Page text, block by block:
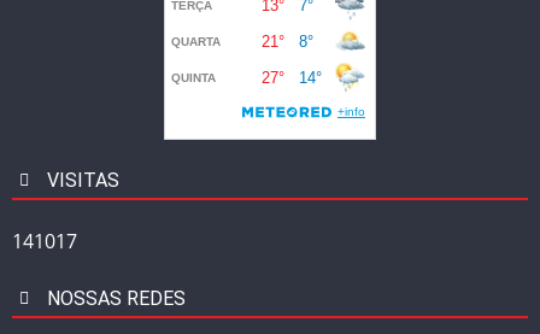
VISITAS
141017
NOSSAS REDES